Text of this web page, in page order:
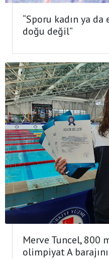
“Sporu kadın ya
doğu değil”
Merve Tuncel, 800
olimpiyat A